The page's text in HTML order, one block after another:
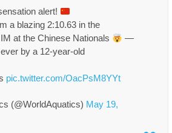
alert!
a blazing 2:10.63 in the
at the Chinese Nationals
—
by a 12-year-old
pic.twitter.com/OacPsM8YYt
(@WorldAquatics) May 19,